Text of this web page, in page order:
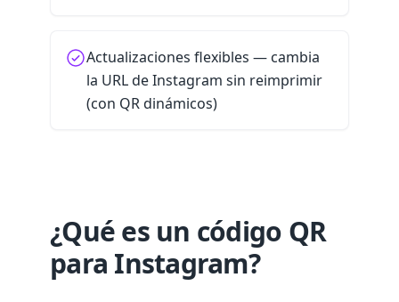
Actualizaciones flexibles — cambia
la URL de Instagram sin reimprimir
(con QR dinámicos)
¿Qué es un código QR
para Instagram?